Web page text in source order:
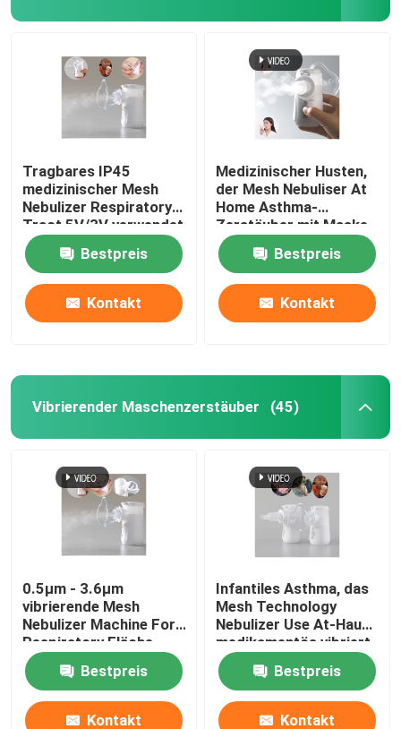
Tragbares IP45
medizinischer Mesh
Nebulizer Respiratory
Tract 5V/3V verwendet
in den Krankenhäusern
Bestpreis
Kontakt
Medizinischer Husten,
der Mesh Nebuliser At
Home Asthma-
Zerstäuber mit Maske
vibriert
Bestpreis
Kontakt
Vibrierender Maschenzerstäuber (45)
0.5μm - 3.6μm
vibrierende Mesh
Nebulizer Machine For
Respiratory Fläche
Bestpreis
Kontakt
Infantiles Asthma, das
Mesh Technology
Nebulizer Use At-Haus
medikamentös vibriert
Bestpreis
Kontakt